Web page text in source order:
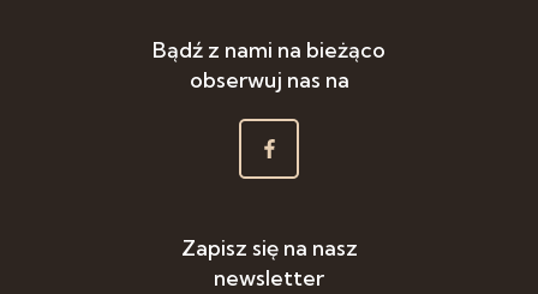
Bądź z nami na bieżąco
obserwuj nas na
Zapisz się na nasz
newsletter